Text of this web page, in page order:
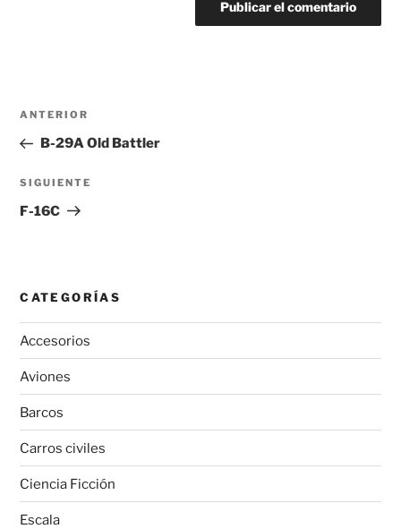
Navegación
entradas
Entrada
anterior:
ANTERIOR
B-29A Old Battler
Siguiente
entrada
SIGUIENTE
F-16C
CATEGORÍAS
Accesorios
Aviones
Barcos
Carros civiles
Ciencia Ficción
Escala